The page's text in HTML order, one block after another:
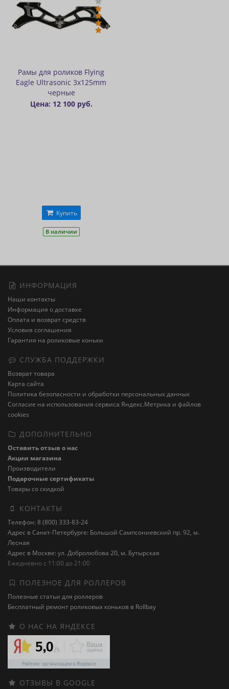
Рамы для роликов Flying
Eagle Ultrasonic 3x125mm
черные
Цена: 12 100 руб.
Купить
В наличии
ИНФОРМАЦИЯ
Наши контакты
Информация о доставке
Оплата и возврат средств
Условия соглашения
Гарантия на роликовые коньки
СЛУЖБА ПОДДЕРЖКИ
Возврат товара
Карта сайта
Политика безопасности и обработки персональных данных
Cогласие на использования сервиса Яндекс.Метрика и файлов
cookies
ДОПОЛНИТЕЛЬНО
Оставить отзыв о нас
Акции магазина
Производители
Подарочные сертификаты
Товары со скидкой
КОНТАКТЫ
Телефон: 8 (800) 333-83-24
Адрес в Санкт-Петербурге: Большой Сампсониевский пр. 92, м.
Лесная
Адрес в Москве: ул. Добролюбова 20, м. Бутырская
Ежедневно с 11:00 до 21:00
ПОЛЕЗНОЕ ДЛЯ РОЛЛЕРОВ
Полезные статьи для роллеров
Бесплатный ремонт роликовых коньков в Rollbay
О НАС НА ЯНДЕКСЕ
ОТЗЫВЫ В GOOGLE